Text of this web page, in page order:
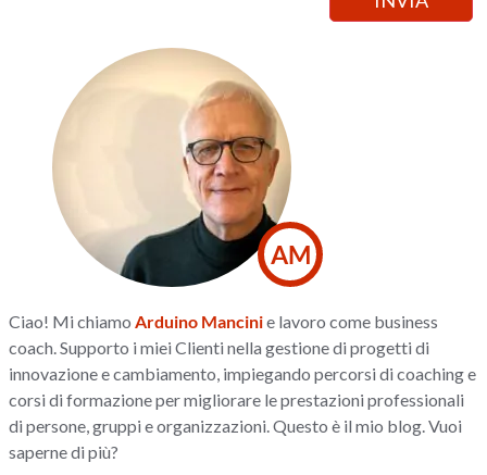
AM
Ciao! Mi chiamo Arduino Mancinie lavoro come business
coach. Supporto i miei Clienti nella gestione di progetti di
innovazione e cambiamento, impiegando percorsi di coaching e
corsi di formazione per migliorare le prestazioni professionali
di persone, gruppi e organizzazioni. Questo è il mio blog. Vuoi
saperne di più?